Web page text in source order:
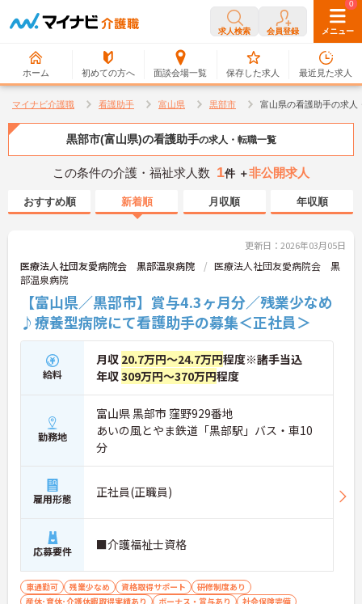
求人検索 会員登録 メニュー
ホーム 初めての方へ 面談会場一覧
0
保存した求人
0
最近見た求人
マイナビ介護職 看護助手 富山県 黒部市 富山県の看護助手の求人
黒部市(富山県)の看護助手の求人・転職一覧
この条件の介護・福祉求人数 1件 ＋非公開求人
おすすめ順 新着順 月収順 年収順
更新日：2026年03月05日
医療法人社団友愛病院会 黒部温泉病院
医療法人社団友愛病院会 黒
部温泉病院
【富山県／黒部市】賞与4.3ヶ月分／残業少なめ
♪療養型病院にて看護助手の募集＜正社員＞
給料
月収 20.7万円～24.7万円程度※諸手当込
年収309万円～370万円程度
勤務地
富山県 黒部市 窪野929番地
あいの風とやま鉄道「黒部駅」バス・車10
分
雇用形態 正社員(正職員)
応募要件 ■介護福祉士資格
車通勤可 残業少なめ 資格取得サポート
研修制度あり
産休･育休･介護休暇取得実績あり
ボーナス・賞与あり 社会保険完備